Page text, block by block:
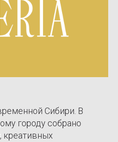
Сибири. В
городу собрано
креативных